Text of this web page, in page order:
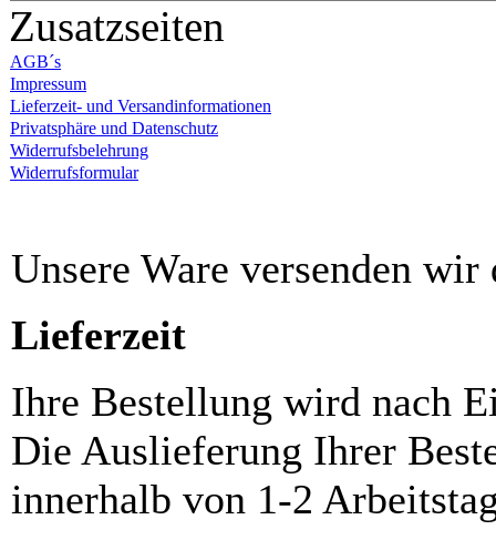
Zusatzseiten
AGB´s
Impressum
Lieferzeit- und Versandinformationen
Privatsphäre und Datenschutz
Widerrufsbelehrung
Widerrufsformular
Unsere Ware versenden
Lieferzeit
Ihre Bestellung wird nach
Die Auslieferung Ihrer
innerhalb von 1-2